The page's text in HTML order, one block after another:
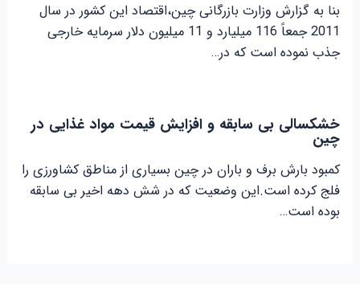
بنا به گزارش وزارت بازرگانی چین،اقتصاد این کشور در سال
2011 جمعاً 116 میلیارد و 11 میلیون دلار سرمایه خارجی
جذب نموده است که در…
خشکسالی بی سابقه و افزایش قیمت مواد غذایی در
چین
کمبود بارش برف و باران در چین بسیاری از مناطق کشاورزی را
فلج کرده است.این وضعیت که در شش دهه اخیر بی سابقه
بوده است…